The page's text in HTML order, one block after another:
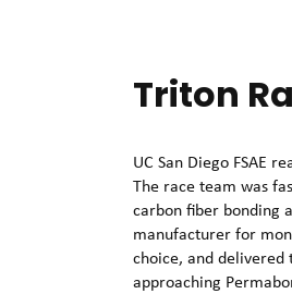
Triton
UC San Diego FSAE
The race team was
carbon fiber bonding
manufacturer for
choice, and
approaching